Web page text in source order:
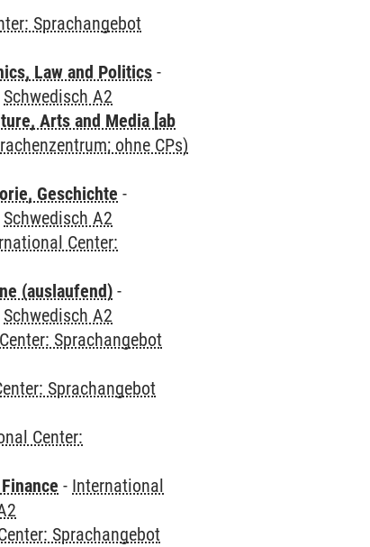
Sprachangebot
Law and Politics -
Schwedisch A2
Arts and Media [ab
ohne CPs)
Geschichte -
Schwedisch A2
Center:
(auslaufend) -
Schwedisch A2
Sprachangebot
Sprachangebot
Center:
- International
Sprachangebot